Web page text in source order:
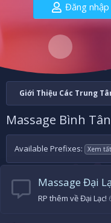
Đăng nhập
Giới Thiệu Các Trung
Massage Bình Tân
Available Prefixes: Xem
Massage Đại
RP thêm về Đại Lạc!